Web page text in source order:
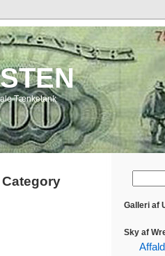
Tænketank
Category
Galleri af
Sky af
Affald